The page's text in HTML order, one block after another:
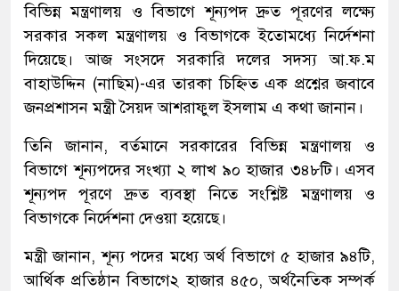
বিভিন্ন মন্ত্রণালয় ও বিভাগে শূন্যপদ দ্রুত পূরণের লক্ষ্যে
সরকার সকল মন্ত্রণালয় ও বিভাগকে ইতোমধ্যে নির্দেশনা
দিয়েছে। আজ সংসদে সরকারি দলের সদস্য আ.ফ.ম
বাহাউদ্দিন (নাছিম)-এর তারকা চিহ্নিত এক প্রশ্নের জবাবে
জনপ্রশাসন মন্ত্রী সৈয়দ আশরাফুল ইসলাম এ কথা জানান।
তিনি জানান, বর্তমানে সরকারের বিভিন্ন মন্ত্রণালয় ও
বিভাগে শূন্যপদের সংখ্যা ২ লাখ ৯০ হাজার ৩৪৮টি। এসব
শূন্যপদ পূরণে দ্রুত ব্যবস্থা নিতে সংশ্লিষ্ট মন্ত্রণালয় ও
বিভাগকে নির্দেশনা দেওয়া হয়েছে।
মন্ত্রী জানান, শূন্য পদের মধ্যে অর্থ বিভাগে ৫ হাজার ৯৪টি,
আর্থিক প্রতিষ্ঠান বিভাগে২ হাজার ৪৫০, অর্থনৈতিক সম্পর্ক